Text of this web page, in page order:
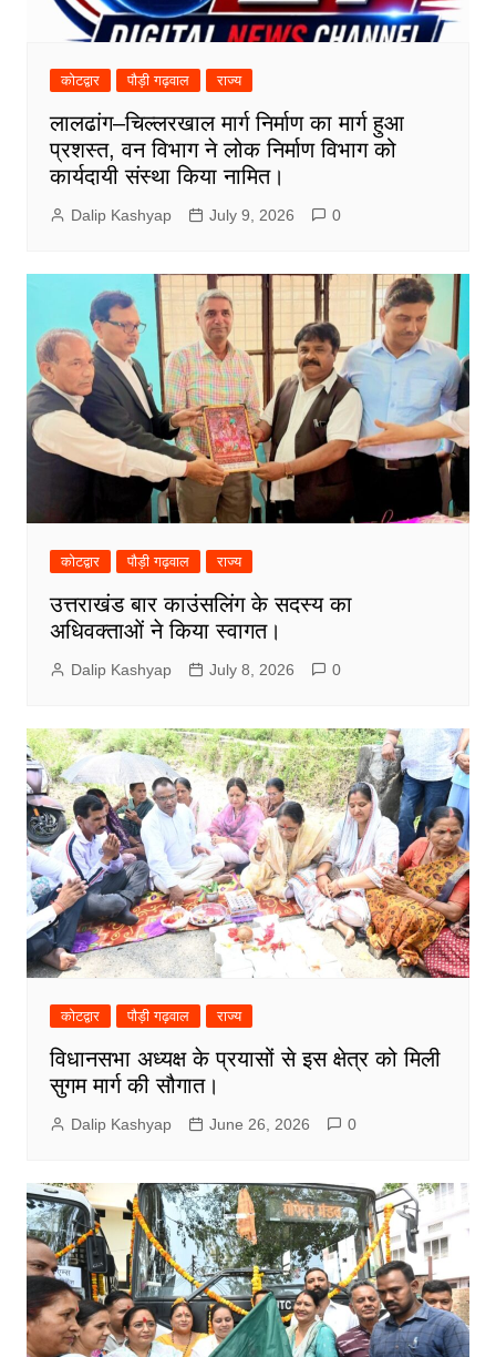
कोटद्वार पौड़ी गढ़वाल राज्य
लालढांग–चिल्लरखाल मार्ग निर्माण का मार्ग हुआ
प्रशस्त, वन विभाग ने लोक निर्माण विभाग को
कार्यदायी संस्था किया नामित।
Dalip Kashyap July 9, 2026 0
कोटद्वार पौड़ी गढ़वाल राज्य
उत्तराखंड बार काउंसलिंग के सदस्य का
अधिवक्ताओं ने किया स्वागत।
Dalip Kashyap July 8, 2026 0
कोटद्वार पौड़ी गढ़वाल राज्य
विधानसभा अध्यक्ष के प्रयासों से इस क्षेत्र को मिली
सुगम मार्ग की सौगात।
Dalip Kashyap June 26, 2026 0